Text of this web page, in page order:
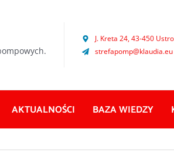
J. Kreta 24, 43-450
strefapomp@klaudia.eu
AKTUALNOŚCI BAZA WIEDZY